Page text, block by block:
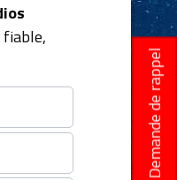
fiable,
Demande de rappel